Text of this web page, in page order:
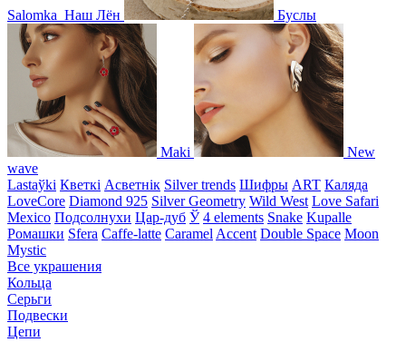
Salomka Наш Лён Буслы
Maki
New
wave
Lastaўki Кветкі Асветнiк Silver trends Шифры ART Каляда
LoveCore Diamond 925 Silver Geometry Wild West Love Safari
Mexico Подсолнухи Цар-дуб Ў 4 elements Snake Kupalle
Ромашки Sfera Caffe-latte Caramel Accent Double Space Moon
Mystic
Все украшения
Кольца
Серьги
Подвески
Цепи